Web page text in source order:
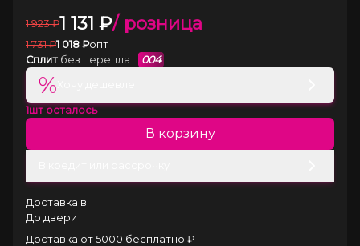
1 923 ₽1 131 ₽/ розница
1 731 ₽1 018 ₽опт
Сплит без переплат 004
%
1шт осталось
В корзину
Доставка в
До двери
Доставка от 5000 бесплатно ₽